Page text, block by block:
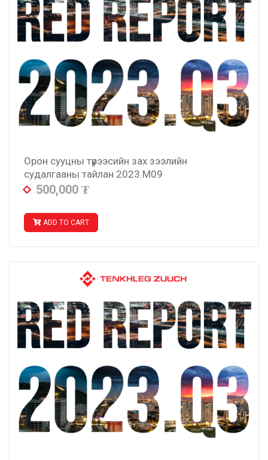
Орон сууцны түрээсийн зах зээлийн
судалгааны тайлан 2023.M09
500,000 ₮
ADD TO CART